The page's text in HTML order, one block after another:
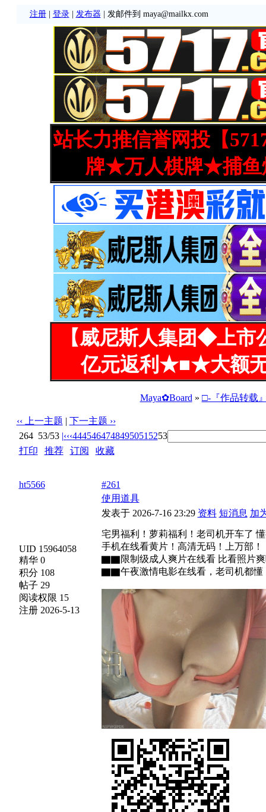
注册| 登录| 发布器 | 发邮件到 maya@mailkx.com
站长力推信誉网投【
牌★万人棋牌★捕鱼
【威尼斯人集团◆上
亿元返利★■★大额
Maya✿Board » □-『作品转载
‹‹ 上一主题 | 下一主题 ››
264 53/53 |‹‹‹4445464748495051 5253
打印
推荐| 订阅
收藏
ht5566
UID 15964058
精华 0
积分 108
帖子 29
阅读权限 15
注册 2026-5-13
#261
使用道具
发表于 2026-7-16 23:29 资料 短消息 加
宅男福利！萝莉福利！老司机开车了
手机在线看黄片！高清无码！上万部！
▇▇限制级成人爽片在线看 比看照片
▇▇午夜激情电影在线看，老司机都